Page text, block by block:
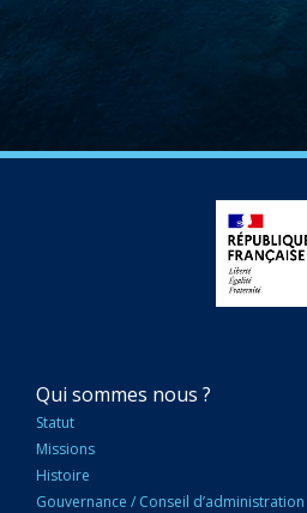
NAVIGATION
PRINCIPALE
Qui sommes nous ?
Statut
Missions
Histoire
Gouvernance / Conseil d’administration